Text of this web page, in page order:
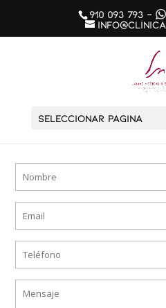
910 093 793 -
Seleccionar página